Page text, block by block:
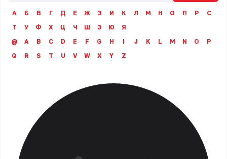
А Б В Г Д Е Ж З И К Л М Н О П Р
С
Т
У Ф Х Ц Ч Ш Э Ю
Я
@
A B C D E F G H I J K L M N O
P
Q
R S T U V W X Y Z